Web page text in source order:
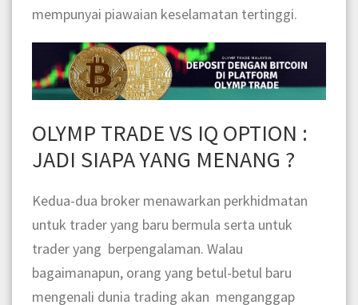
mempunyai piawaian keselamatan tertinggi.
OLYMP TRADE VS IQ OPTION :
JADI SIAPA YANG MENANG ?
Kedua-dua broker menawarkan perkhidmatan
untuk trader yang baru bermula serta untuk
trader yang berpengalaman. Walau
bagaimanapun, orang yang betul-betul baru
mengenali dunia trading akan menganggap